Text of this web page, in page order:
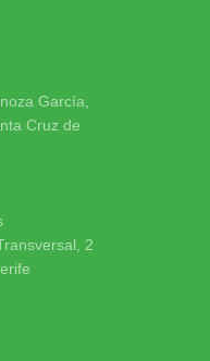
García,
Cruz de
2